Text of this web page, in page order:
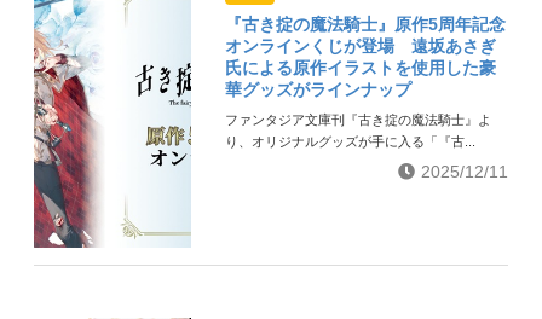
『古き掟の魔法騎士』原作5周年記念
オンラインくじが登場 遠坂あさぎ
氏による原作イラストを使用した豪
華グッズがラインナップ
ファンタジア文庫刊『古き掟の魔法騎士』よ
り、オリジナルグッズが手に入る「『古...
2025/12/11